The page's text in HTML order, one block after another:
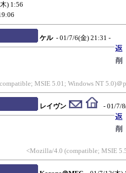
) 1:56
ケル - 01/7/6(金) 21:31 -
MSIE 5.01; Windows NT 5.0)＠
レイヴン
- 01/7/
<Mozilla/4.0 (compatible; MSIE